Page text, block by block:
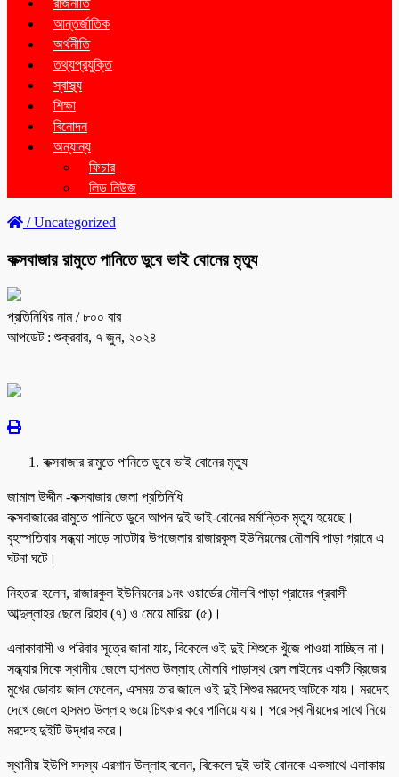
রাজনীতি
আন্তর্জাতিক
অর্থনীতি
তথ্যপ্রযুক্তি
স্বাস্থ্য
শিক্ষা
বিনোদন
অন্যান্য
ফিচার
লিড নিউজ
/Uncategorized
কক্সবাজার রামুতে পানিতে ডুবে ভাই বোনের মৃত্যু
প্রতিনিধির নাম/ ৮০০ বার
আপডেট : শুক্রবার, ৭ জুন, ২০২৪
কক্সবাজার রামুতে পানিতে ডুবে ভাই বোনের মৃত্যু
জামাল উদ্দীন -কক্সবাজার জেলা প্রতিনিধি
কক্সবাজারের রামুতে পানিতে ডুবে আপন দুই ভাই-বোনের মর্মান্তিক মৃত্যু হয়েছে।
বৃহস্পতিবার সন্ধ্যা সাড়ে সাতটায় উপজেলার রাজারকুল ইউনিয়নের মৌলবি পাড়া গ্রামে এ
ঘটনা ঘটে।
নিহতরা হলেন, রাজারকুল ইউনিয়নের ১নং ওয়ার্ডের মৌলবি পাড়া গ্রামের প্রবাসী
আব্দুল্লাহর ছেলে রিহাব (৭) ও মেয়ে মারিয়া (৫)।
এলাকাবাসী ও পরিবার সূত্রে জানা যায়, বিকেলে ওই দুই শিশুকে খুঁজে পাওয়া যাচ্ছিল না।
সন্ধ্যার দিকে স্থানীয় জেলে হাশমত উল্লাহ মৌলবি পাড়াস্থ রেল লাইনের একটি ব্রিজের
মুখের ডোবায় জাল ফেলেন, এসময় তার জালে ওই দুই শিশুর মরদেহ আটকে যায়। মরদেহ
দেখে জেলে হাসমত উল্লাহ ভয়ে চিৎকার করে পালিয়ে যায়। পরে স্থানীয়দের সাথে নিয়ে
মরদেহ দুইটি উদ্ধার করে।
স্থানীয় ইউপি সদস্য এরশাদ উল্লাহ বলেন, বিকেলে দুই ভাই বোনকে একসাথে এলাকায়